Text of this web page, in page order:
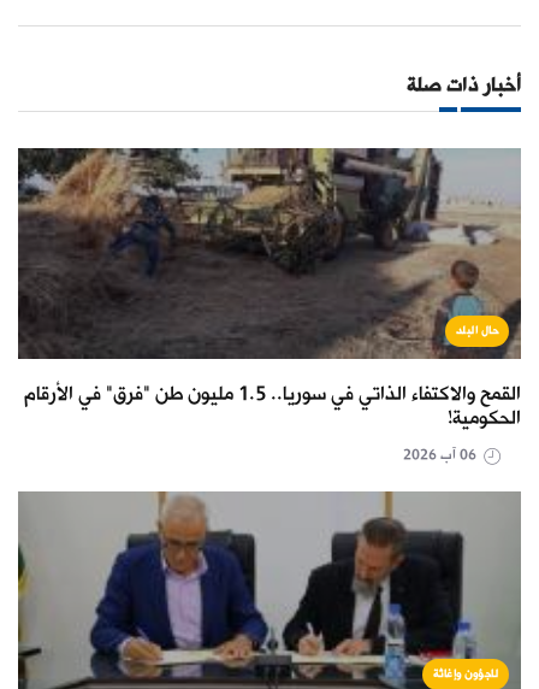
أخبار ذات صلة
حال البلد
القمح والاكتفاء الذاتي في سوريا.. 1.5 مليون طن "فرق" في الأرقام
الحكومية!
لاجؤون وإغاثة